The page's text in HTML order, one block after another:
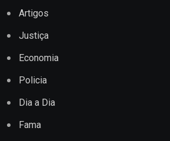
Artigos
Justiça
Economia
Policia
Dia a Dia
Fama